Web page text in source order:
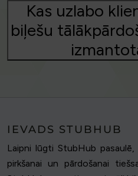
Kas uzlabo
biļešu
IEVADS STUBHUB
Laipni lūgti StubHub
pirkšanai un pārdošanai